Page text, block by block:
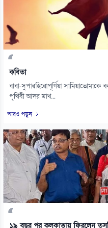
কবিতা
বাবা-সুপারহিরোপূর্ণিয়া সামিয়াতোমাকে
পৃথিবী আদর মাখ...
আরও পড়ুন
১৯ বছর পর কলকাতায় ফিরলেন